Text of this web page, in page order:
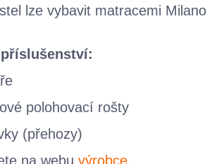
lze vybavit matracemi Milano
rošty
(přehozy)
na webu výrobce.